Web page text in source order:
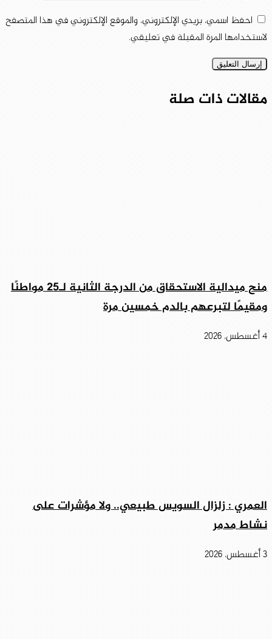
احفظ اسمي، بريدي الإلكتروني، والموقع الإلكتروني في هذا المتصفح
لاستخدامها المرة المقبلة في تعليقي.
مقالات ذات صلة
منح ميدالية الاستحقاق من الدرجة الثانية لـ25 مواطنًا
ومقيمًا لتبرعهم بالدم خمسين مرة
4 أغسطس، 2026
العمري : زلزال السويس طبيعي.. ولا مؤشرات على
نشاط مدمر
3 أغسطس، 2026